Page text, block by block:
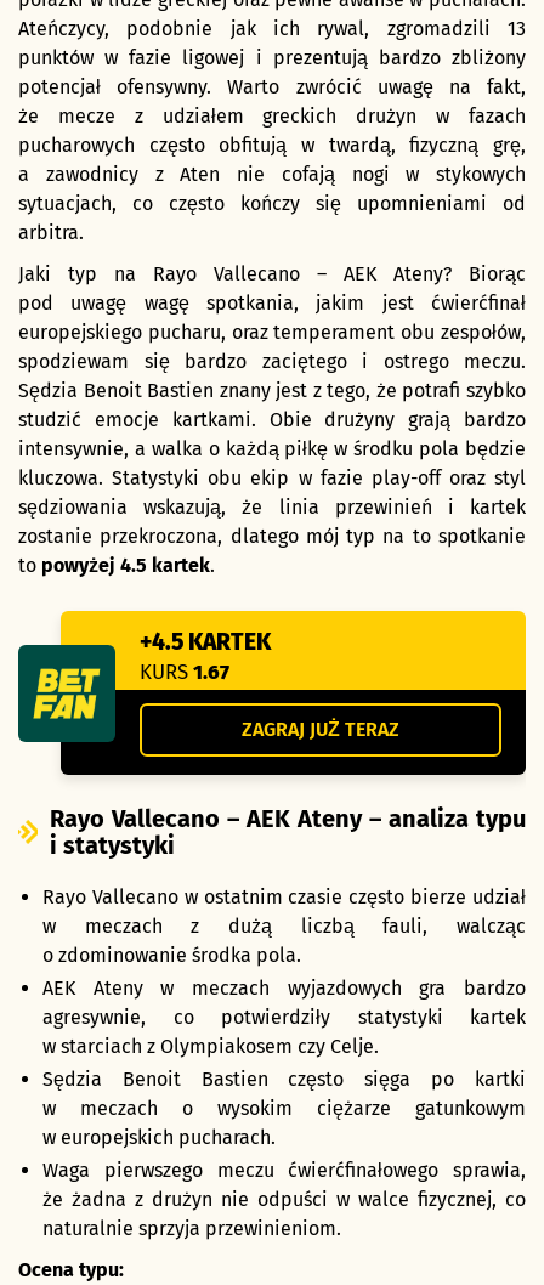
Ateńczycy, podobnie jak ich rywal, zgromadzili 13
punktów w fazie ligowej i prezentują bardzo zbliżony
potencjał ofensywny. Warto zwrócić uwagę na fakt,
że mecze z udziałem greckich drużyn w fazach
pucharowych często obfitują w twardą, fizyczną grę,
a zawodnicy z Aten nie cofają nogi w stykowych
sytuacjach, co często kończy się upomnieniami od
arbitra.
Jaki typ na Rayo Vallecano – AEK Ateny? Biorąc
pod uwagę wagę spotkania, jakim jest ćwierćfinał
europejskiego pucharu, oraz temperament obu zespołów,
spodziewam się bardzo zaciętego i ostrego meczu.
Sędzia Benoit Bastien znany jest z tego, że potrafi szybko
studzić emocje kartkami. Obie drużyny grają bardzo
intensywnie, a walka o każdą piłkę w środku pola będzie
kluczowa. Statystyki obu ekip w fazie play-off oraz styl
sędziowania wskazują, że linia przewinień i kartek
zostanie przekroczona, dlatego mój typ na to spotkanie
to powyżej 4.5 kartek.
+4.5 KARTEK
KURS 1.67
ZAGRAJ JUŻ TERAZ
Rayo Vallecano – AEK Ateny – analiza typu
i statystyki
Rayo Vallecano w ostatnim czasie często bierze udział
w meczach z dużą liczbą fauli, walcząc
o zdominowanie środka pola.
AEK Ateny w meczach wyjazdowych gra bardzo
agresywnie, co potwierdziły statystyki kartek
w starciach z Olympiakosem czy Celje.
Sędzia Benoit Bastien często sięga po kartki
w meczach o wysokim ciężarze gatunkowym
w europejskich pucharach.
Waga pierwszego meczu ćwierćfinałowego sprawia,
że żadna z drużyn nie odpuści w walce fizycznej, co
naturalnie sprzyja przewinieniom.
Ocena typu: